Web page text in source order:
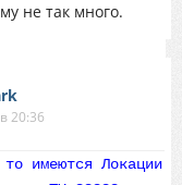
не так много.
20:36
имеются Локации